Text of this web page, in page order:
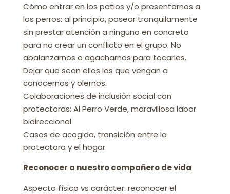
Cómo entrar en los patios y/o presentarnos a
los perros: al principio, pasear tranquilamente
sin prestar atención a ninguno en concreto
para no crear un conflicto en el grupo. No
abalanzarnos o agacharnos para tocarles.
Dejar que sean ellos los que vengan a
conocernos y olernos.
Colaboraciones de inclusión social con
protectoras: Al Perro Verde, maravillosa labor
bidireccional
Casas de acogida, transición entre la
protectora y el hogar
Reconocer a nuestro compañero de vida
Aspecto físico vs carácter: reconocer el